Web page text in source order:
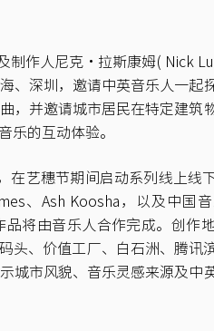
制作人尼克·拉斯康姆( Nick
、深圳，邀请中英音乐人一起
，并邀请城市居民在特定建筑
的互动体验。
在艺穗节期间启动系列线上线
、Ash Koosha，以及中国
将由音乐人合作完成。创作
、价值工厂、白石洲、腾讯
城市风貌、音乐灵感来源及中